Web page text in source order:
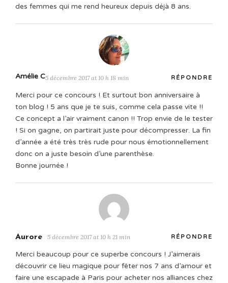
des femmes qui me rend heureux depuis déjà 8 ans.
Amélie C5 décembre 2017 at 10 h 18 min RÉPONDRE
Merci pour ce concours ! Et surtout bon anniversaire à
ton blog ! 5 ans que je te suis, comme cela passe vite !!
Ce concept a l’air vraiment canon !! Trop envie de le tester
! Si on gagne, on partirait juste pour décompresser. La fin
d’année a été très très rude pour nous émotionnellement
donc on a juste besoin d’une parenthèse.
Bonne journée !
Aurore 5 décembre 2017 at 10 h 21 min RÉPONDRE
Merci beaucoup pour ce superbe concours ! J’aimerais
découvrir ce lieu magique pour fêter nos 7 ans d’amour et
faire une escapade à Paris pour acheter nos alliances chez